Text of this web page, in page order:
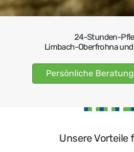
24-Stunden-
Limbach-Oberfrohna
Persönliche
Unsere Vorteile